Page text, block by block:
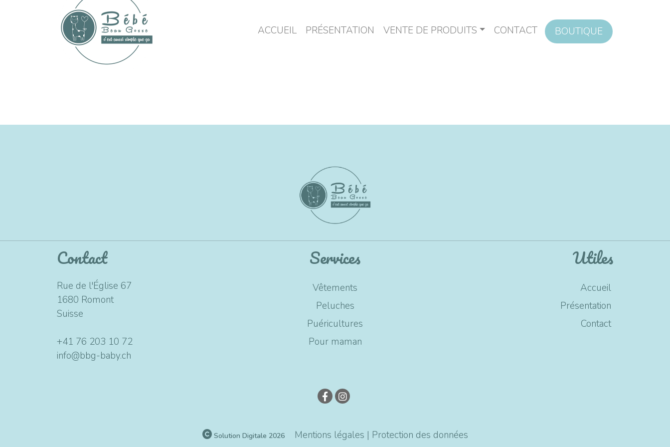
ACCUEIL PRÉSENTATION VENTE DE PRODUITS CONTACT BOUTIQUE
Contact
Rue de l'Église 67
1680 Romont
Suisse
+41 76 203 10 72
info@bbg-baby.ch
Services
Vêtements
Peluches
Puéricultures
Pour maman
Utiles
Accueil
Présentation
Contact
Solution Digitale 2026 Mentions légales | Protection des données